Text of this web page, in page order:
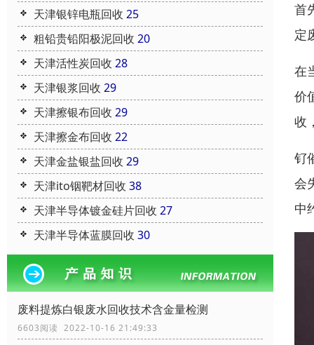
天津银锌电瓶回收 25
粗铅贵铅阳极泥回收 20
天津活性炭回收 28
天津银浆回收 29
天津擦银布回收 29
天津擦金布回收 22
天津金盐银盐回收 29
天津ito铟靶材回收 38
天津半导体镀金硅片回收 27
天津半导体蓝膜回收 30
废料提炼白银废水回收技术含金量检测
6603阅读 2022-10-16 21:49:33
首
定
在
价
收
钌
会
中